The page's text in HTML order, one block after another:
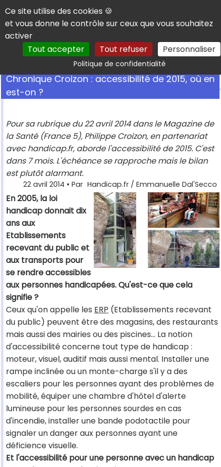
Panneau de gestion des cookies
Ce site utilise des cookies 🍪
et vous donne le contrôle sur ceux que vous souhaitez
activer
Tout accepter
Tout refuser Personnaliser
Politique de confidentialitéRechercher
Chronique Croizon : accessibilité de 2015, où en
est-on ?
Pour sa rubrique du 22 avril 2014 dans le Magazine de
la Santé (France 5), Philippe Croizon, en partenariat
avec handicap.fr, aborde l'accessibilité de 2015. C'est
dans 7 mois. L'échéance se rapproche mais le bilan
est plutôt alarmant.
22 avril 2014 • Par Handicap.fr / Emmanuelle Dal'Secco
En 2005, la loi
handicap donnait dix
ans aux
Etablissements
recevant du public et
aux transports pour
se rendre accessibles
aux personnes handicapées. Qu'est-ce que cela
signifie ?
Ceux qu'on appelle les ERP (Etablissements recevant
du public) peuvent être des magasins, des restaurants
mais aussi des mairies ou des piscines… La notion
d'accessibilité concerne tout type de handicap :
moteur, visuel, auditif mais aussi mental. Installer une
rampe inclinée ou un monte-charge s'il y a des
escaliers pour les personnes ayant des problèmes de
mobilité, équiper une chambre d'hôtel d'alerte
lumineuse pour les personnes sourdes en cas
d'incendie, installer une bande podotactile pour
signaler un danger aux personnes ayant une
déficience visuelle.
Et l'accessibilité pour une personne avec un handicap